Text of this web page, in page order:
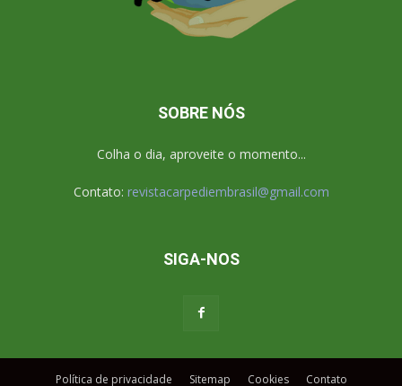
SOBRE NÓS
Colha o dia, aproveite o momento...
Contato: revistacarpediembrasil@gmail.com
SIGA-NOS
Política de privacidade Sitemap Cookies Contato